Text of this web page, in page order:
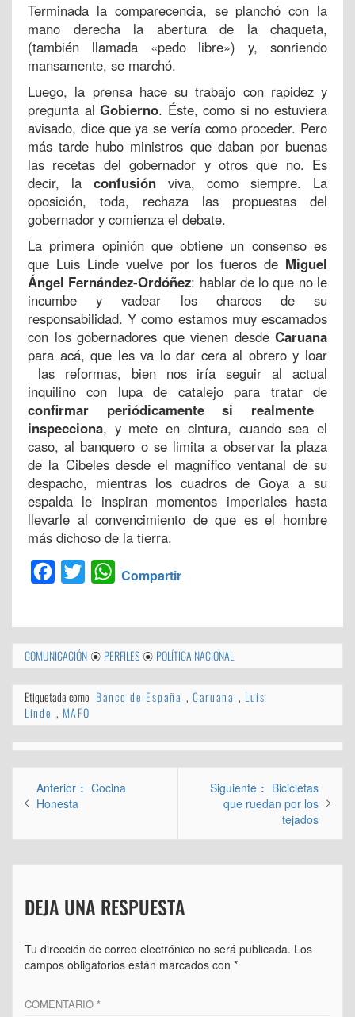
Terminada la comparecencia, se planchó con la
mano derecha la abertura de la chaqueta,
(también llamada «pedo libre») y, sonriendo
mansamente, se marchó.
Luego, la prensa hace su trabajo con rapidez y
pregunta alGobierno. Éste, como si no estuviera
avisado, dice que ya se vería como proceder. Pero
más tarde hubo ministros que daban por buenas
las recetas del gobernador y otros que no. Es
decir, la confusión viva, como siempre. La
oposición, toda, rechaza las propuestas del
gobernador y comienza el debate.
La primera opinión que obtiene un consenso es
que Luis Linde vuelve por los fueros de Miguel
Ángel Fernández-Ordóñez: hablar de lo que no le
incumbe y vadear los charcos de su
responsabilidad. Y como estamos muy escamados
con los gobernadores que vienen desde Caruana
para acá, que les va lo dar cera al obrero y loar
las reformas, bien nos iría seguir al actual
inquilino con lupa de catalejo para tratar de
confirmar periódicamente si realmente
inspecciona, y mete en cintura, cuando sea el
caso, al banquero o se limita a observar la plaza
de la Cibeles desde el magnífico ventanal de su
despacho, mientras los cuadros de Goya a su
espalda le inspiran momentos imperiales hasta
llevarle al convencimiento de que es el hombre
más dichoso de la tierra.
Facebook
TwitterWhatsApp
Compartir
COMUNICACIÓN PERFILES POLÍTICA NACIONAL
Etiquetada como Banco de España , Caruana , Luis
Linde , MAFO
Navegación
de
entradas
Anterior
Entrada
Cocina
Honesta
Siguiente
Entrada
siguiente:
Bicicletas
que ruedan por los
tejados
DEJA UNA RESPUESTA
Tu dirección de correo electrónico no será publicada. Los
campos obligatorios están marcados con *
COMENTARIO *